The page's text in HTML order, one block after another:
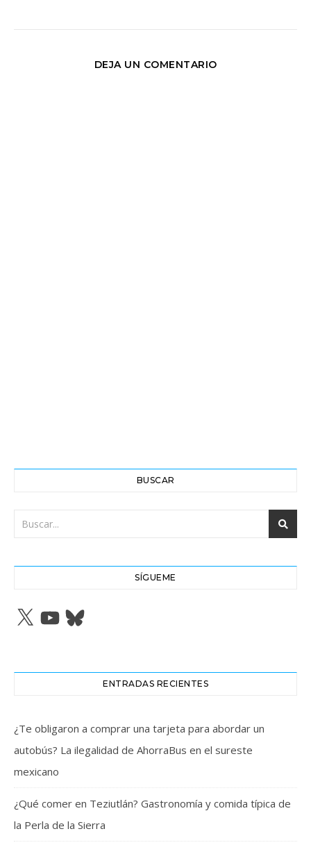
DEJA UN COMENTARIO
BUSCAR
SÍGUEME
X YouTubeBluesky
ENTRADAS RECIENTES
¿Te obligaron a comprar una tarjeta para abordar un
autobús? La ilegalidad de AhorraBus en el sureste
mexicano
¿Qué comer en Teziutlán? Gastronomía y comida típica de
la Perla de la Sierra